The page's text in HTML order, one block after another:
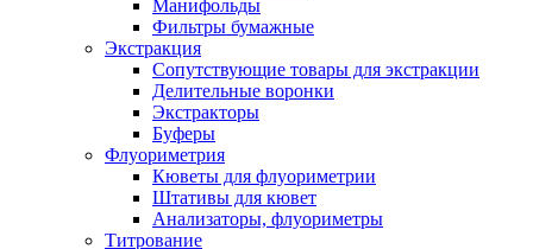
Манифольды
Фильтры бумажные
Экстракция
Сопутствующие товары для экстракции
Делительные воронки
Экстракторы
Буферы
Флуориметрия
Кюветы для флуориметрии
Штативы для кювет
Анализаторы, флуориметры
Титрование